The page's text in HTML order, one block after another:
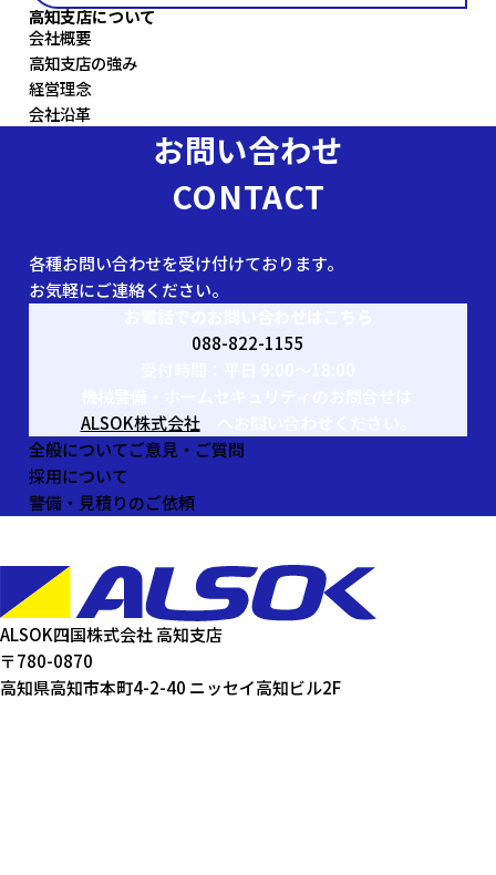
高知支店について
会社概要
高知支店の強み
経営理念
会社沿革
お問い合わせ
CONTACT
各種お問い合わせを受け付けております。
お気軽にご連絡ください。
088-822-1155
ALSOK株式会社
全般についてご意見・ご質問
採用について
警備・見積りのご依頼
ALSOK四国株式会社 高知支店
〒780-0870
高知県高知市本町4-2-40 ニッセイ高知ビル2F